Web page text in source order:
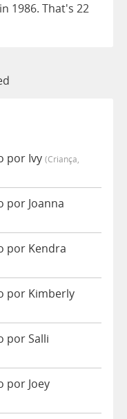
in 1986. That's 22
por Ivy (criança,
por Joanna
por Kendra
por Kimberly
por Salli
por Joey